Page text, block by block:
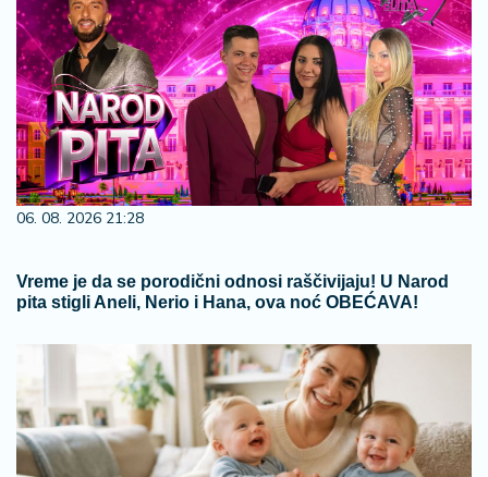
06. 08. 2026 21:28
Vreme je da se porodični odnosi raščivijaju! U Narod
pita stigli Aneli, Nerio i Hana, ova noć OBEĆAVA!